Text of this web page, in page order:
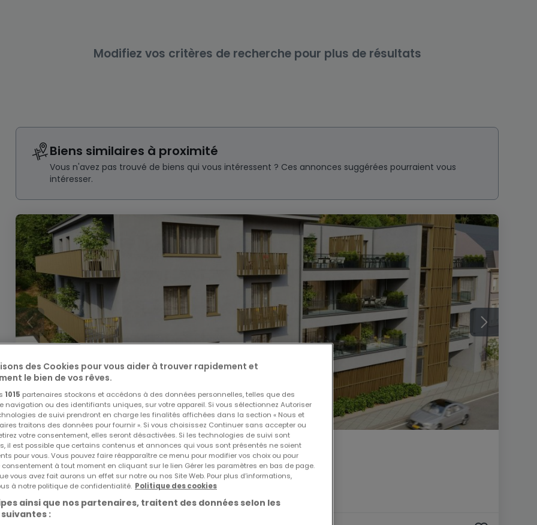
Modifiez vos critères de recherche pour plus de résultats
Biens similaires à proximité
Vous n'avez pas trouvé de biens qui vous intéressent ? Ces annonces suggérées pourraient vous
intéresser.
Local commercial à vendre àClervaux
324 720 €
des Cookies pour vous aider à trouver rapidement et
le bien de vos rêves.
1015 partenaires stockons et accédons à des données personnelles, telles que des
navigation ou des identifiants uniques, sur votre appareil. Si vous sélectionnez Autoriser
de suivi prendront en charge les finalités affichées dans la section « Nous et
traitons des données pour fournir ». Si vous choisissez Continuer sans accepter ou
votre consentement, elles seront désactivées. Si les technologies de suivi sont
il est possible que certains contenus et annonces qui vous sont présentés ne soient
pour vous. Vous pouvez faire réapparaître ce menu pour modifier vos choix ou pour
consentement à tout moment en cliquant sur le lien Gérer les paramètres en bas de page.
vous avez fait aurons un effet sur notre ou nos Site Web. Pour plus d’informations,
à notre politique de confidentialité. Politique des cookies
ainsi que nos partenaires, traitent des données selon les
: